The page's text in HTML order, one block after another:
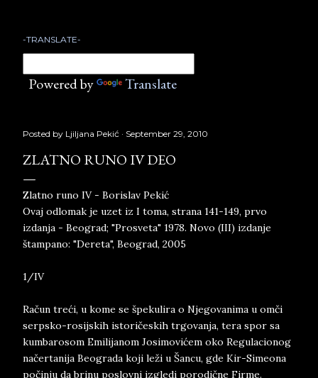
-TRANSLATE-
Powered by Translate
Posted by Ljiljana Pekić September 29, 2010
ZLATNO RUNO IV DEO
Zlatno runo IV - Borislav Pekić
Ovaj odlomak je uzet iz I toma, strana 141-149, prvo
izdanja - Beograd; "Prosveta" 1978. Novo (III) izdanje
štampano: "Dereta", Beograd, 2005
1/IV
Račun treći, u kome se špekulira o Njegovanima u omči
serpsko-rosijskih istoričeskih trgovanja, tera spor sa
kumbarosom Emilijanom Josimovićem oko Regulacionog
načertanija Beograda koji leži u Šancu, gde Kir-Simeona
počinju da brinu poslovni izgledi porodične Firme.